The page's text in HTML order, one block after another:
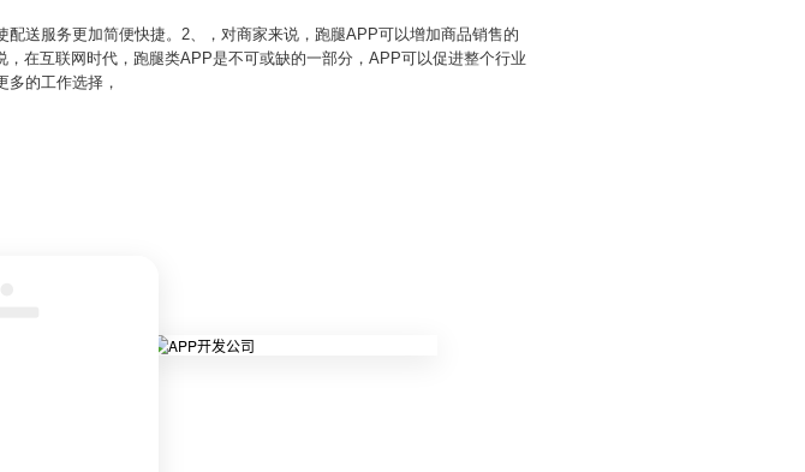
送服务更加简便快捷。2、，对商家来说，跑腿APP可以增加商品销售的
在互联网时代，跑腿类APP是不可或缺的一部分，APP可以促进整个行业
的工作选择，